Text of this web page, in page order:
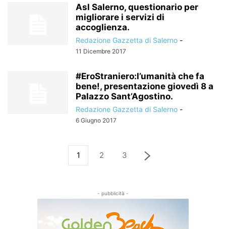
Asl Salerno, questionario per
migliorare i servizi di
accoglienza.
Redazione Gazzetta di Salerno -
11 Dicembre 2017
#EroStraniero:l’umanità che fa
bene!, presentazione giovedì 8 a
Palazzo Sant’Agostino.
Redazione Gazzetta di Salerno -
6 Giugno 2017
1 2 3
- pubblicità -